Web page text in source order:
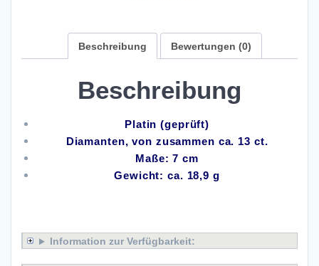
Beschreibung Bewertungen (0)
Beschreibung
Platin (geprüft)
Diamanten, von zusammen ca. 13 ct.
Maße: 7 cm
Gewicht: ca. 18,9 g
Information zur Verfügbarkeit: